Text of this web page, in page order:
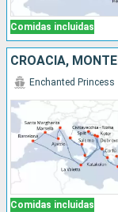
Comidas incluidas
Comidas incluidas
Enchanted Princess